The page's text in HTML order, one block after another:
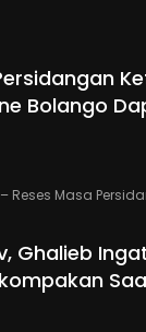
Bolango
– Reses Masa
Ghalieb